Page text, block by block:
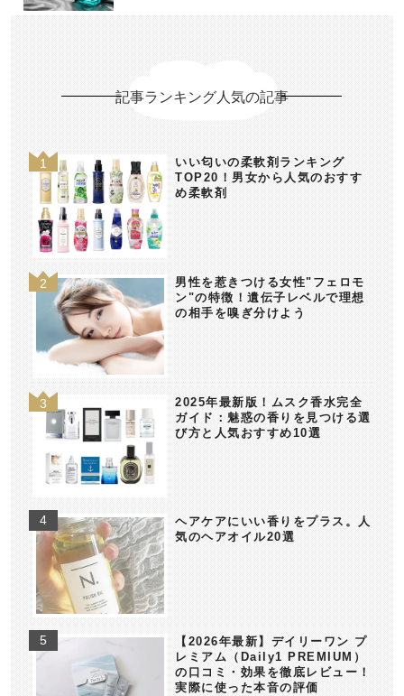
記事ランキング人気の記事
いい匂いの柔軟剤ランキング
TOP20！男女から人気のおすす
め柔軟剤
男性を惹きつける女性"フェロモ
ン"の特徴！遺伝子レベルで理想
の相手を嗅ぎ分けよう
2025年最新版！ムスク香水完全
ガイド：魅惑の香りを見つける選
び方と人気おすすめ10選
ヘアケアにいい香りをプラス。人
気のヘアオイル20選
【2026年最新】デイリーワン プ
レミアム（Daily1 PREMIUM）
の口コミ・効果を徹底レビュー！
実際に使った本音の評価